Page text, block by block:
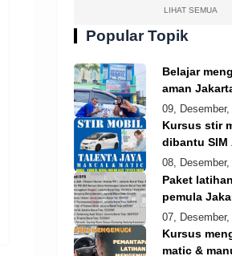
LIHAT SEMUA
Popular Topik
Belajar
aman
09,
Kursus stir
dibantu SIM
08,
Paket
pemula
07,
Kursus
matic &